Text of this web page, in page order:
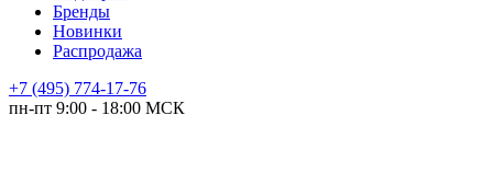
Бренды
Новинки
Распродажа
+7 (495) 774-17-76
пн-пт 9:00 - 18:00 МСК